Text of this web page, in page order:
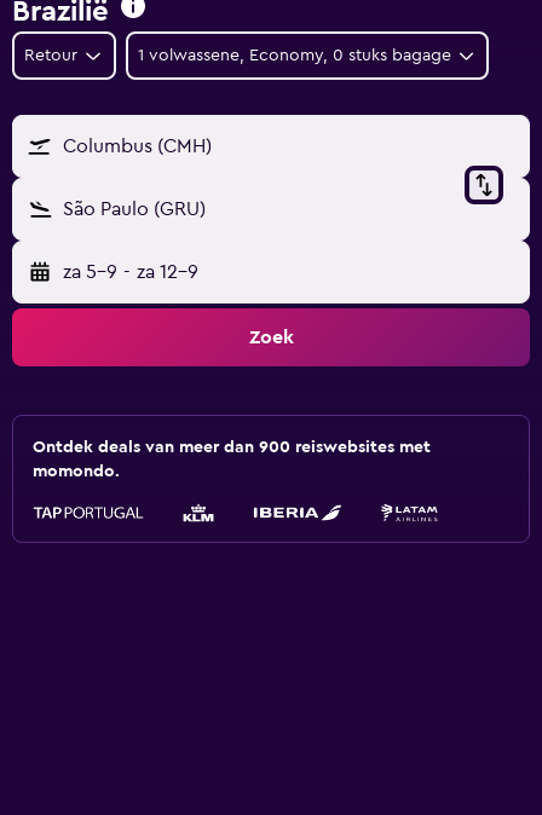
Brazilië
Retour 1 volwassene, Economy, 0 stuks bagage
Columbus (CMH)
São Paulo (GRU)
za 5-9 - za 12-9
Zoek
Ontdek deals van meer dan 900 reiswebsites met
momondo.